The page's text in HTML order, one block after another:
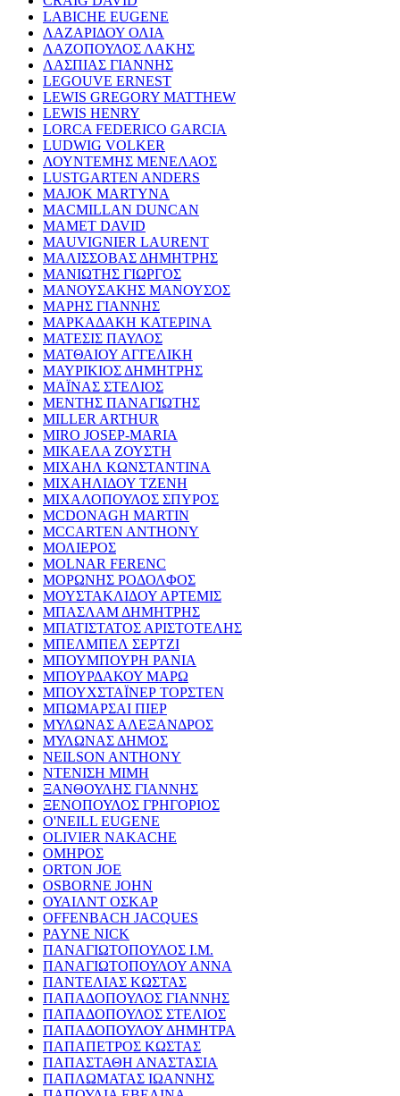
LABICHE EUGENE
ΛΑΖΑΡΙΔΟΥ ΟΛΙΑ
ΛΑΖΟΠΟΥΛΟΣ ΛΑΚΗΣ
ΛΑΣΠΙΑΣ ΓΙΑΝΝΗΣ
LEGOUVE ERNEST
LEWIS GREGORY MATTHEW
LEWIS HENRY
LORCA FEDERICO GARCIA
LUDWIG VOLKER
ΛΟΥΝΤΕΜΗΣ ΜΕΝΕΛΑΟΣ
LUSTGARTEN ANDERS
MAJOK MARTYNA
MACMILLAN DUNCAN
MAMET DAVID
MAUVIGNIER LAURENT
ΜΑΛΙΣΣΟΒΑΣ ΔΗΜΗΤΡΗΣ
ΜΑΝΙΩΤΗΣ ΓΙΩΡΓΟΣ
ΜΑΝΟΥΣΑΚΗΣ ΜΑΝΟΥΣΟΣ
ΜΑΡΗΣ ΓΙΑΝΝΗΣ
ΜΑΡΚΑΔΑΚΗ ΚΑΤΕΡΙΝΑ
ΜΑΤΕΣΙΣ ΠΑΥΛΟΣ
ΜΑΤΘΑΙΟΥ ΑΓΓΕΛΙΚΗ
ΜΑΥΡΙΚΙΟΣ ΔΗΜΗΤΡΗΣ
ΜΑΪΝΑΣ ΣΤΕΛΙΟΣ
ΜΕΝΤΗΣ ΠΑΝΑΓΙΩΤΗΣ
MILLER ARTHUR
MIRO JOSEP-MARIA
ΜΙΚΑΕΛΑ ΖΟΥΣΤΗ
ΜΙΧΑΗΛ ΚΩΝΣΤΑΝΤΙΝΑ
ΜΙΧΑΗΛΙΔΟΥ ΤΖΕΝΗ
ΜΙΧΑΛΟΠΟΥΛΟΣ ΣΠΥΡΟΣ
MCDONAGH MARTIN
MCCARTEN ANTHONY
ΜΟΛΙΕΡΟΣ
MOLNAR FERENC
ΜΟΡΩΝΗΣ ΡΟΔΟΛΦΟΣ
ΜΟΥΣΤΑΚΛΙΔΟΥ ΑΡΤΕΜΙΣ
ΜΠΑΣΛΑΜ ΔΗΜΗΤΡΗΣ
ΜΠΑΤΙΣΤΑΤΟΣ ΑΡΙΣΤΟΤΕΛΗΣ
ΜΠΕΛΜΠΕΛ ΣΕΡΤΖΙ
ΜΠΟΥΜΠΟΥΡΗ ΡΑΝΙΑ
ΜΠΟΥΡΔΑΚΟΥ ΜΑΡΩ
ΜΠΟΥΧΣΤΑΪΝΕΡ ΤΟΡΣΤΕΝ
ΜΠΩΜΑΡΣΑΙ ΠΙΕΡ
ΜΥΛΩΝΑΣ ΑΛΕΞΑΝΔΡΟΣ
ΜΥΛΩΝΑΣ ΔΗΜΟΣ
NEILSON ANTHONY
ΝΤΕΝΙΣΗ ΜΙΜΗ
ΞΑΝΘΟΥΛΗΣ ΓΙΑΝΝΗΣ
ΞΕΝΟΠΟΥΛΟΣ ΓΡΗΓΟΡΙΟΣ
O'NEILL EUGENE
OLIVIER NAKACHE
ΟΜΗΡΟΣ
ORTON JOE
OSBORNE JOHN
ΟΥΑΙΛΝΤ ΟΣΚΑΡ
OFFENBACH JACQUES
PAYNE NICK
ΠΑΝΑΓΙΩΤΟΠΟΥΛΟΣ Ι.Μ.
ΠΑΝΑΓΙΩΤΟΠΟΥΛΟΥ ΑΝΝΑ
ΠΑΝΤΕΛΙΑΣ ΚΩΣΤΑΣ
ΠΑΠΑΔΟΠΟΥΛΟΣ ΓΙΑΝΝΗΣ
ΠΑΠΑΔΟΠΟΥΛΟΣ ΣΤΕΛΙΟΣ
ΠΑΠΑΔΟΠΟΥΛΟΥ ΔΗΜΗΤΡΑ
ΠΑΠΑΠΕΤΡΟΣ ΚΩΣΤΑΣ
ΠΑΠΑΣΤΑΘΗ ΑΝΑΣΤΑΣΙΑ
ΠΑΠΛΩΜΑΤΑΣ ΙΩΑΝΝΗΣ